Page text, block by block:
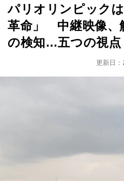
パリオリンピック
革命」 中継映像、
の検知…五つの視点
更新日：